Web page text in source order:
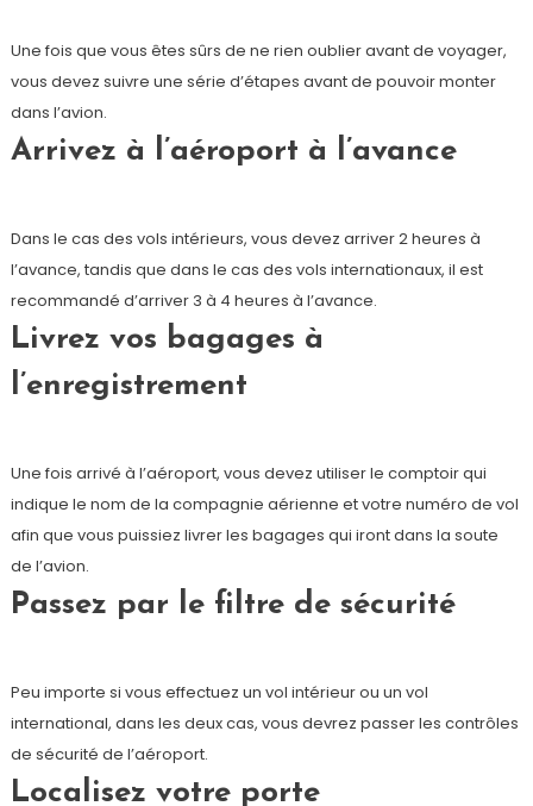
Une fois que vous êtes sûrs de ne rien oublier avant de voyager,
vous devez suivre une série d’étapes avant de pouvoir monter
dans l’avion.
Arrivez à l’aéroport à l’avance
Dans le cas des vols intérieurs, vous devez arriver 2 heures à
l’avance, tandis que dans le cas des vols internationaux, il est
recommandé d’arriver 3 à 4 heures à l’avance.
Livrez vos bagages à
l’enregistrement
Une fois arrivé à l’aéroport, vous devez utiliser le comptoir qui
indique le nom de la compagnie aérienne et votre numéro de vol
afin que vous puissiez livrer les bagages qui iront dans la soute
de l’avion.
Passez par le filtre de sécurité
Peu importe si vous effectuez un vol intérieur ou un vol
international, dans les deux cas, vous devrez passer les contrôles
de sécurité de l’aéroport.
Localisez votre porte